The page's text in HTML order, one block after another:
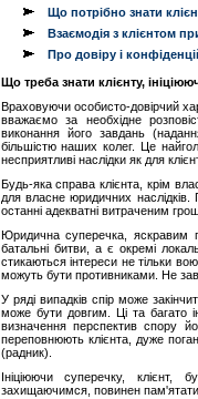
Що потрібно знати
Взаємодія з клієнтом
Про довіру і
Що треба знати клієнту,
Враховуючи особисто-довірчий
вважаємо за необхідне
виконання його завдань
більшістю наших колег. Це
несприятливі наслідки як для
Будь-яка справа клієнта, крім
для власне юридичних
останні адекватні витраченим
Юридична суперечка, яскравим
батальні битви, а є окремі
стикаються інтереси не тільки
можуть бути противниками. Не
У ряді випадків спір може
може бути довгим. Ці та багато
визначення перспектив спору
переповнюють клієнта, дуже
(радник).
Ініціюючи суперечку,
захищаючимся, повинен пам'ятати